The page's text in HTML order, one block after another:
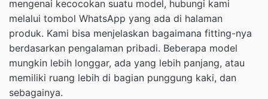
mengenai kecocokan suatu model, hubungi kami
melalui tombol WhatsApp yang ada di halaman
produk. Kami bisa menjelaskan bagaimana fitting-nya
berdasarkan pengalaman pribadi. Beberapa model
mungkin lebih longgar, ada yang lebih panjang, atau
memiliki ruang lebih di bagian punggung kaki, dan
sebagainya.